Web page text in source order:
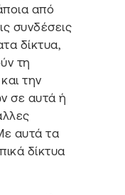
από
συνδέσεις
δίκτυα,
τη
την
σε αυτά ή
αυτά τα
δίκτυα